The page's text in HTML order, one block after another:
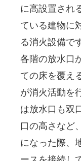
に高設置され
ている建物に
る消火設備で
各階の放水口
ての床を覆え
が消火活動を
は放水口も双
口の高さなど
になった際、